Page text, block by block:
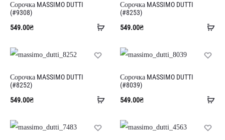
Додати
кошик
Сорочка MASSIMO DUTTI
(#9308)
549.00₴
Сорочка MASSIMO DUTTI
(#8253)
549.00₴
Додати
кошик
Сорочка MASSIMO DUTTI
(#8252)
549.00₴
Сорочка MASSIMO DUTTI
(#8039)
549.00₴